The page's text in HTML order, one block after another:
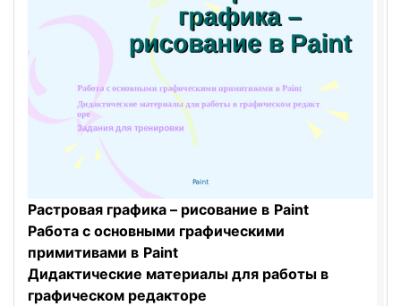
Растровая графика – рисование в Paint
Работа с основными графическими
примитивами в Paint
Дидактические материалы для работы в
графическом редакторе